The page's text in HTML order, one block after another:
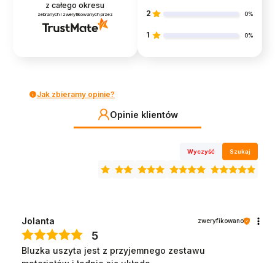
z całego okresu
zebranych i zweryfikowanych przez 2 0%
1 0%
Jak zbieramy opinie?
Opinie klientów
Wyczyść Szukaj
Jolanta zweryfikowano
5
Bluzka uszyta jest z przyjemnego zestawu